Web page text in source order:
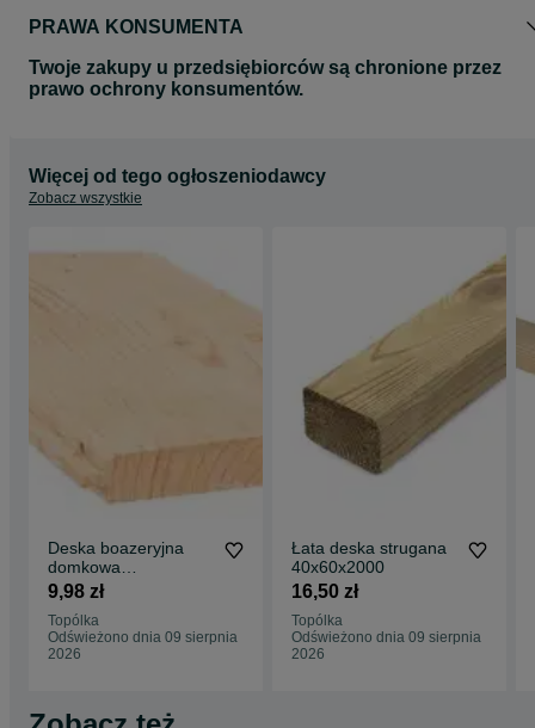
PRAWA KONSUMENTA
Twoje zakupy u przedsiębiorców są chronione przez
prawo ochrony konsumentów.
Więcej od tego ogłoszeniodawcy
Zobacz wszystkie
Deska boazeryjna
domkowa
22x120x2000 szt
PROMOCJA
9,98 zł
Topólka
Odświeżono dnia 09 sierpnia
2026
Łata deska strugana
40x60x2000
16,50 zł
Topólka
Odświeżono dnia 09 sierpnia
2026